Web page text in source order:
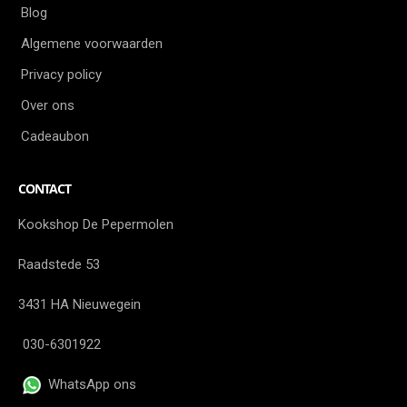
Blog
Algemene voorwaarden
Privacy policy
Over ons
Cadeaubon
CONTACT
Kookshop De Pepermolen
Raadstede 53
3431 HA Nieuwegein
030-6301922
WhatsApp ons